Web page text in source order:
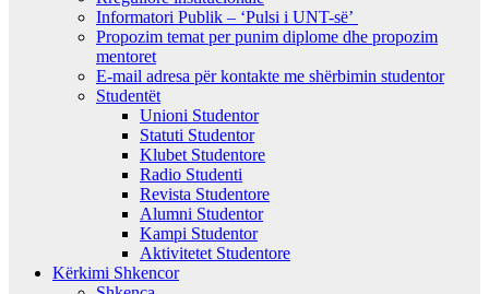
Informatori Publik – ‘Pulsi i UNT-së’
Propozim temat per punim diplome dhe propozim
mentoret
E-mail adresa për kontakte me shërbimin studentor
Studentët
Unioni Studentor
Statuti Studentor
Klubet Studentore
Radio Studenti
Revista Studentore
Alumni Studentor
Kampi Studentor
Aktivitetet Studentore
Kërkimi Shkencor